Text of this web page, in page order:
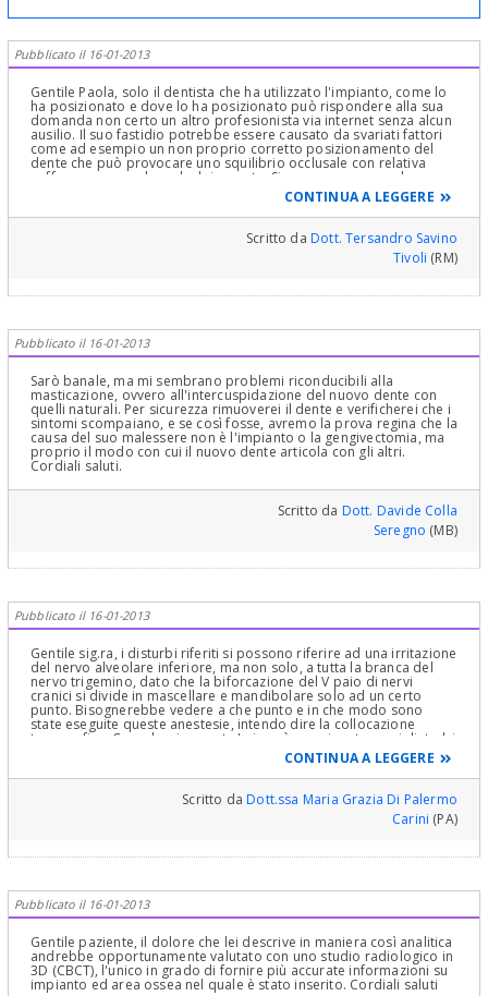
Pubblicato il 16-01-2013
Gentile Paola, solo il dentista che ha utilizzato l'impianto, come lo
ha posizionato e dove lo ha posizionato può rispondere alla sua
domanda non certo un altro profesionista via internet senza alcun
ausilio. Il suo fastidio potrebbe essere causato da svariati fattori
come ad esempio un non proprio corretto posizionamento del
dente che può provocare uno squilibrio occlusale con relativa
sofferenza muscolare che lei avverte. Siamo comunque nel campo
delle ipotesi non avendo alcun elemento di diagnosi. Le consiglio
di fare presente il problema persistente al suo dentista.
Probabilmente con dei piccoli aggiustamenti il problema potrà
CONTINUA A LEGGERE
Scritto daDott. Tersandro Savino
Tivoli (RM)
Pubblicato il 16-01-2013
Sarò banale, ma mi sembrano problemi riconducibili alla
masticazione, ovvero all'intercuspidazione del nuovo dente con
quelli naturali. Per sicurezza rimuoverei il dente e verificherei che i
sintomi scompaiano, e se così fosse, avremo la prova regina che la
causa del suo malessere non è l'impianto o la gengivectomia, ma
proprio il modo con cui il nuovo dente articola con gli altri.
Cordiali saluti.
Scritto da Dott. Davide Colla
Seregno (MB)
Pubblicato il 16-01-2013
Gentile sig.ra, i disturbi riferiti si possono riferire ad una irritazione
del nervo alveolare inferiore, ma non solo, a tutta la branca del
nervo trigemino, dato che la biforcazione del V paio di nervi
cranici si divide in mascellare e mandibolare solo ad un certo
punto. Bisognerebbe vedere a che punto e in che modo sono
state eseguite queste anestesie, intendo dire la collocazione
topografica. Complessivamente Lei però non riporta gravi disturbi
della sensibilità, oppure scariche elettriche o altro, credo pertanto
che a parte gli antinfiammatori di cui qualcuno mirato, si possa
pensare come terapia a robuste dosi di vitamine e perché no,
anche massaggi locali per favorire la circolazione. La genesi del
dolore è complessa. Un disturbo da compressione, o un'ischemia
ripetuta possono determinare situazioni simili. Tenga presente
è mio parere che progressivamente i disturbi scompariranno. Non
posso prescriverle -per i limiti di questo genere di consulti- alcun
farmaco, si ricordi però che nel caso delle nevralgie del trigemino
ci sono dei farmaci specifici. Molti cari saluti
CONTINUA A LEGGERE
Scritto daDott.ssa Maria Grazia Di Palermo
Carini (PA)
Pubblicato il 16-01-2013
Gentile paziente, il dolore che lei descrive in maniera così analitica
andrebbe opportunamente valutato con uno studio radiologico in
3D (CBCT), l'unico in grado di fornire più accurate informazioni su
impianto ed area ossea nel quale è stato inserito. Cordiali saluti